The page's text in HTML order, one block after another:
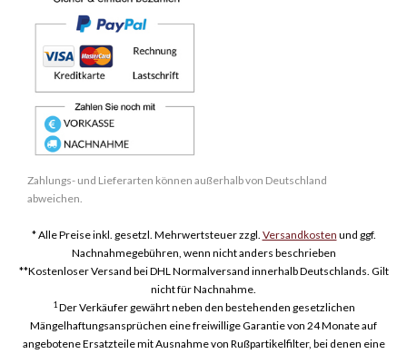
Zahlungs- und Lieferarten können außerhalb von Deutschland
abweichen.
* Alle Preise inkl. gesetzl. Mehrwertsteuer zzgl. Versandkosten und ggf.
Nachnahmegebühren, wenn nicht anders beschrieben
**Kostenloser Versand bei DHL Normalversand innerhalb Deutschlands. Gilt
nicht für Nachnahme.
1Der Verkäufer gewährt neben den bestehenden gesetzlichen
Mängelhaftungsansprüchen eine freiwillige Garantie von 24 Monate auf
angebotene Ersatzteile mit Ausnahme von Rußpartikelfilter, bei denen eine